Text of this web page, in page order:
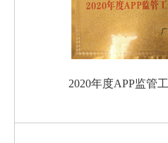
2020年度APP监管